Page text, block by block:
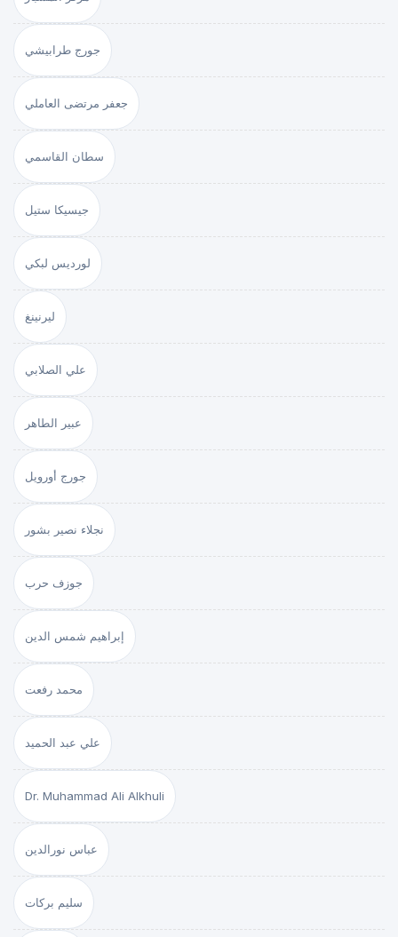
جورج طرابيشي
جعفر مرتضى العاملي
سطان القاسمي
جيسيكا ستيل
لورديس لبكي
ليرنينغ
علي الصلابي
عبير الطاهر
جورج أورويل
نجلاء نصير بشور
جوزف حرب
إبراهيم شمس الدين
محمد رفعت
علي عبد الحميد
Dr. Muhammad Ali Alkhuli
عباس نورالدين
سليم بركات